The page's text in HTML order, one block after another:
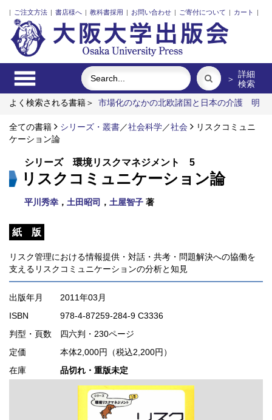
| ご注文方法 | 書店様へ | 教科書採用 | お問い合わせ | ご寄付について | カート |
＞ 詳細
検索
よく検索される書籍＞
市場化のなかの北欧諸国と日本の介護
明
française de l'extrême contemporain 1980-2015
光ってなに？
東アジアのナショナリズムと近代
全ての書籍 シリーズ・叢書／社会科学／社会
リスクコミュニ
ケーション論
シリーズ 環境リスクマネジメント 5
リスクコミュニケーション論
平川秀幸 ， 土田昭司 ， 土屋智子 著
紙 版
リスク管理における情報提供・対話・共考・問題解決への協働を
支えるリスクコミュニケーションの分析と知見
出版年月
2011年03月
ISBN
978-4-87259-284-9 C3336
判型・頁数 四六判・230ページ
定価
本体2,000円（税込2,200円）
在庫
品切れ・重版未定